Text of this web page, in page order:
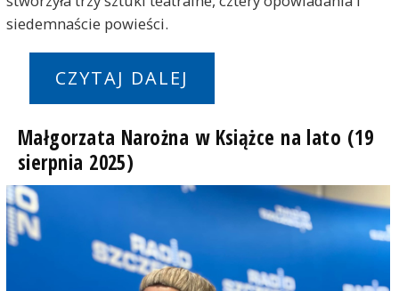
siedemnaście powieści.
CZYTAJ DALEJ
Małgorzata Narożna w Książce na lato (19
sierpnia 2025)